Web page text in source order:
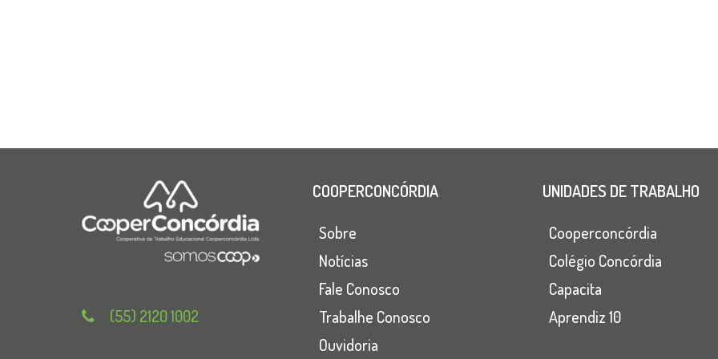
(55) 2120 1002
COOPERCONCÓRDIA
Sobre
Notícias
Fale Conosco
Trabalhe Conosco
Ouvidoria
UNIDADES DE TRABALHO
Cooperconcórdia
Colégio Concórdia
Capacita
Aprendiz 10